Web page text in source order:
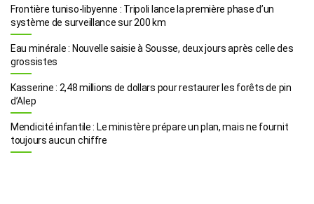
Frontière tuniso-libyenne : Tripoli lance la première phase d’un
système de surveillance sur 200 km
Eau minérale : Nouvelle saisie à Sousse, deux jours après celle des
grossistes
Kasserine : 2,48 millions de dollars pour restaurer les forêts de pin
d’Alep
Mendicité infantile : Le ministère prépare un plan, mais ne fournit
toujours aucun chiffre